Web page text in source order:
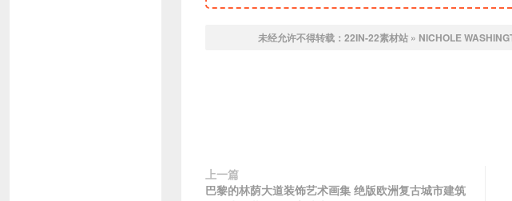
未经允许不得转载： 22IN-22素材站 » NICHOLE
上一篇
巴黎的林荫大道装饰艺术画集 绝版欧洲复古城市建筑